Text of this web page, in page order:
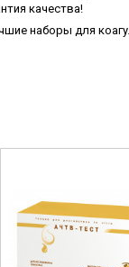
(ИХЛА)
качества!
наборы для